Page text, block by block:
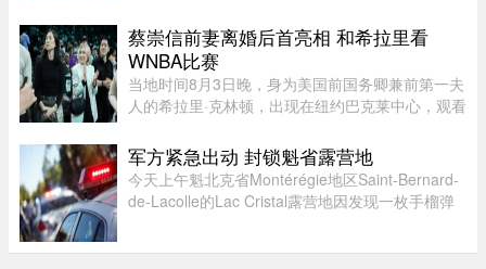
持续挤压利润空间，Leon’s Furniture Ltd.（LNF-
T）的管理层表示，公 ...
蔡崇信前妻离婚后首亮相 和希拉里看
WNBA比赛
当地时间8月3日晚，身为美国前国务卿兼前第一夫
人的希拉里·克林顿，出现在纽约巴克莱中心，观看
队。主场作战的纽约自由队最终以 95-83 获胜，位
列总积分榜第七位，而风暴 ...
军方紧急出动 封锁魁省露营地
今天上午魁北克省Montérégie地区Saint-Bernard-
de-Lacolle的Lac Cristal露营地因发现一枚手榴弹